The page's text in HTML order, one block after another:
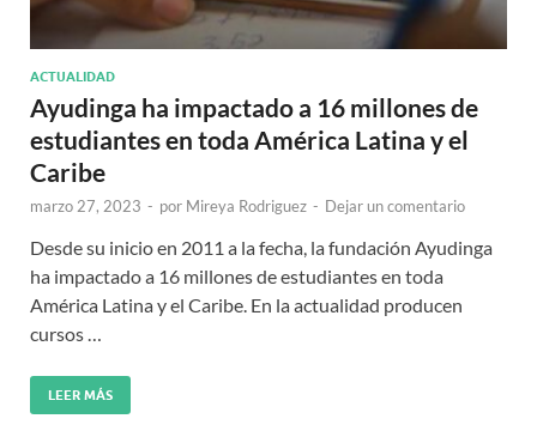
ACTUALIDAD
Ayudinga ha impactado a 16 millones de
estudiantes en toda América Latina y el
Caribe
marzo 27, 2023 - por Mireya Rodriguez - Dejar un comentario
Desde su inicio en 2011 a la fecha, la fundación Ayudinga
ha impactado a 16 millones de estudiantes en toda
América Latina y el Caribe. En la actualidad producen
cursos …
LEER MÁS